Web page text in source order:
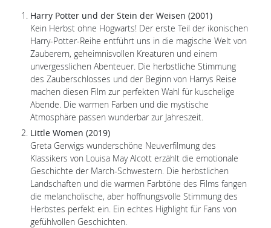
Harry Potter und der Stein der Weisen (2001)
Kein Herbst ohne Hogwarts! Der erste Teil der ikonischen
Harry-Potter-Reihe entführt uns in die magische Welt von
Zauberern, geheimnisvollen Kreaturen und einem
unvergesslichen Abenteuer. Die herbstliche Stimmung
des Zauberschlosses und der Beginn von Harrys Reise
machen diesen Film zur perfekten Wahl für kuschelige
Abende. Die warmen Farben und die mystische
Atmosphäre passen wunderbar zur Jahreszeit.
Little Women (2019)
Greta Gerwigs wunderschöne Neuverfilmung des
Klassikers von Louisa May Alcott erzählt die emotionale
Geschichte der March-Schwestern. Die herbstlichen
Landschaften und die warmen Farbtöne des Films fangen
die melancholische, aber hoffnungsvolle Stimmung des
Herbstes perfekt ein. Ein echtes Highlight für Fans von
gefühlvollen Geschichten.